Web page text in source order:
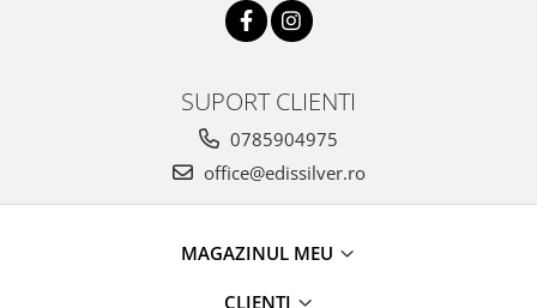
SUPORT CLIENTI
0785904975
office@edissilver.ro
MAGAZINUL MEU
CLIENTI